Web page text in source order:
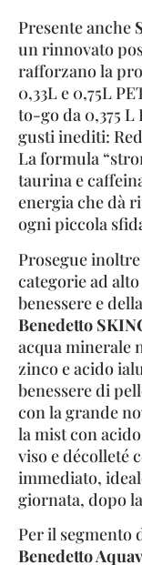
Presente anche
un rinnovato
rafforzano la
0,33L e 0,75L
to-go da 0,375
gusti inediti:
La formula
taurina e
energia che dà
ogni piccola
Prosegue
categorie ad
benessere e
Benedetto
acqua minerale
zinco e acido
benessere di
con la grande
la mist con
viso e décolleté
immediato,
giornata, dopo
Per il segmento
Benedetto